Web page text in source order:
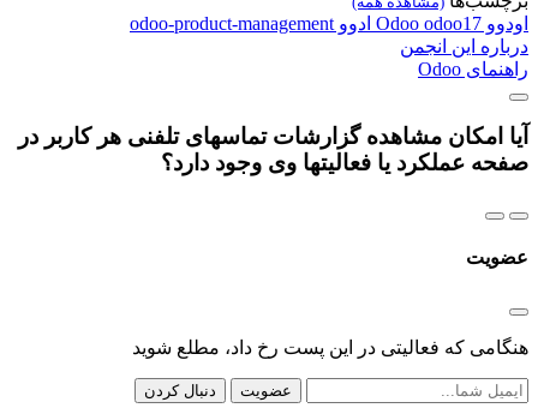
اودوو Odoo odoo17 ادوو odoo-product-management
درباره این انجمن
راهنمای Odoo
آیا امکان مشاهده گزارشات تماسهای تلفنی هر کاربر در
صفحه عملکرد یا فعالیتها وی وجود دارد؟
عضویت
هنگامی که فعالیتی در این پست رخ داد، مطلع شوید
عضویت دنبال کردن